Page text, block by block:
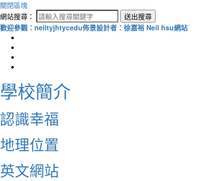
關閉區塊
網站搜尋：
送出搜尋
歡迎參觀：neiltyjhtycedu佈景設計者：徐嘉裕 Neil hsu網站
學校簡介
認識幸福
地理位置
英文網站